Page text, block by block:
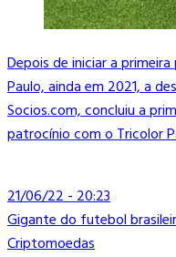
Depois de iniciar a
Paulo, ainda em 2021, a
Socios.com, concluiu a
patrocínio com o Tricolor
21/06/22 - 20:23
Gigante do futebol
Criptomoedas